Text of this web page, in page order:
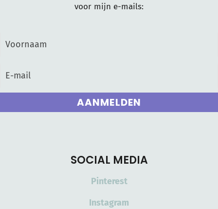
voor mijn e-mails:
AANMELDEN
SOCIAL MEDIA
Pinterest
Instagram